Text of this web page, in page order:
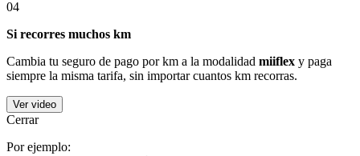
04
Si recorres muchos km
Cambia tu seguro de pago por km a la modalidad miiflex y paga
siempre la misma tarifa, sin importar cuantos km recorras.
Ver video
Cerrar
Por ejemplo: